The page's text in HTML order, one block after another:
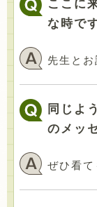
ここに
な時で
先生とお
同じよ
のメッ
ぜひ看て